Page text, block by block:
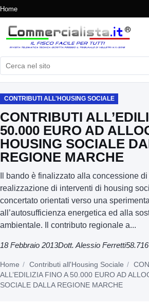
Home
Cerca nel sito
CONTRIBUTI ALL'HOUSING SOCIALE
CONTRIBUTI
50.000 EURO AD
HOUSING SOCIALE
REGIONE MARCHE
Il bando è finalizzato alla concessione
realizzazione di interventi di housing
concertato orientati verso una
all’autosufficienza energetica ed alla
ambientale. Il contributo regionale a...
18 Febbraio 2013Dott. Alessio Ferretti
Home Contributi all'Housing Sociale
ALL’EDILIZIA FINO A 50.000 EURO AD
SOCIALE DALLA REGIONE MARCHE